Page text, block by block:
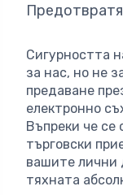
Сигурността
за нас, но не
предаване
електронно
Въпреки че се
търговски
вашите лични
тяхната